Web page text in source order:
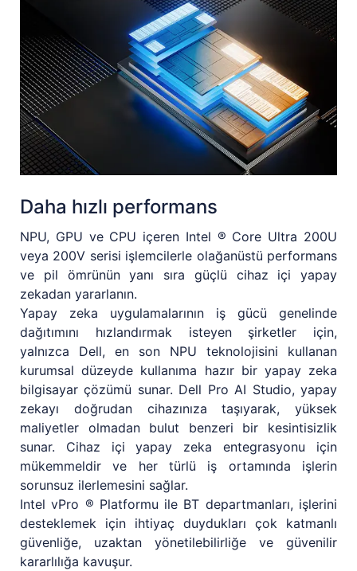
Daha hızlı performans
NPU, GPU ve CPU içeren Intel ® Core Ultra 200U
veya 200V serisi işlemcilerle olağanüstü performans
ve pil ömrünün yanı sıra güçlü cihaz içi yapay
zekadan yararlanın.
Yapay zeka uygulamalarının iş gücü genelinde
dağıtımını hızlandırmak isteyen şirketler için,
yalnızca Dell, en son NPU teknolojisini kullanan
kurumsal düzeyde kullanıma hazır bir yapay zeka
bilgisayar çözümü sunar. Dell Pro AI Studio, yapay
zekayı doğrudan cihazınıza taşıyarak, yüksek
maliyetler olmadan bulut benzeri bir kesintisizlik
sunar. Cihaz içi yapay zeka entegrasyonu için
mükemmeldir ve her türlü iş ortamında işlerin
sorunsuz ilerlemesini sağlar.
Intel vPro ® Platformu ile BT departmanları, işlerini
desteklemek için ihtiyaç duydukları çok katmanlı
güvenliğe, uzaktan yönetilebilirliğe ve güvenilir
kararlılığa kavuşur.